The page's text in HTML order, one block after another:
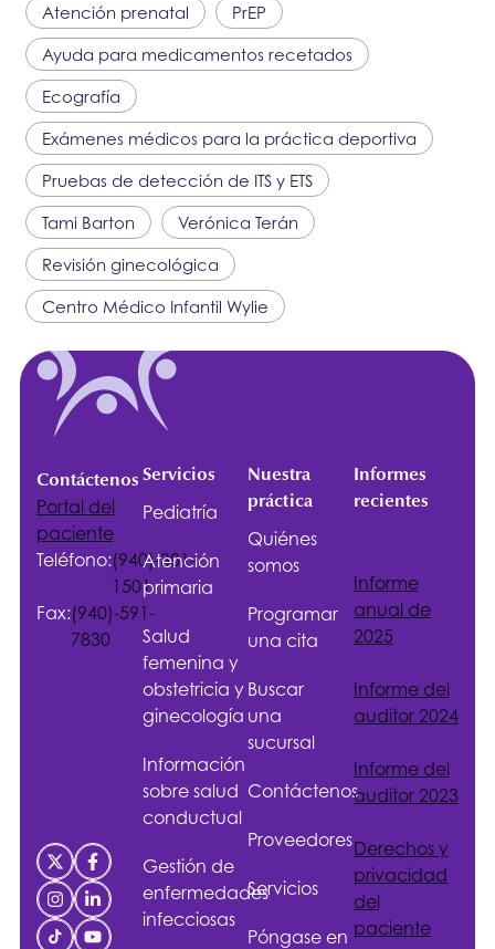
Atención prenatal PrEP
Ayuda para medicamentos recetados
Ecografía
Exámenes médicos para la práctica deportiva
Pruebas de detección de ITS y ETS
Tami Barton Verónica Terán
Revisión ginecológica
Centro Médico Infantil Wylie
Contáctenos
Portal del
paciente
Teléfono:(940)-381-
1501
Fax:(940)-591-
7830
Servicios
Pediatría
Atención
primaria
Salud
femenina y
obstetricia y
ginecología
Información
sobre salud
conductual
Gestión de
enfermedades
infecciosas
Nuestra
práctica
Quiénes
somos
Programar
una cita
Buscar
una
sucursal
Contáctenos
Proveedores
Servicios
Póngase en
Informes
recientes
Informe
anual de
2025
Informe del
auditor 2024
Informe del
auditor 2023
Derechos y
privacidad
del
paciente